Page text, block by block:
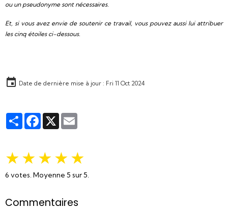
ou un pseudonyme sont nécessaires.
Et, si vous avez envie de soutenir ce travail, vous pouvez aussi lui attribuer
les cinq étoiles ci-dessous.
Date de dernière mise à jour : Fri 11 Oct 2024
PartagerFacebook
X
★★★★★
6 votes. Moyenne 5 sur 5.
Commentaires